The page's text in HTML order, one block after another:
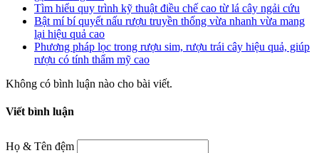
Tìm hiểu quy trình kỹ thuật điều chế cao từ lá cây ngải cứu
Bật mí bí quyết nấu rượu truyền thống vừa nhanh vừa mang
lại hiệu quả cao
Phương pháp lọc trong rượu sim, rượu trái cây hiệu quả, giúp
rượu có tính thẩm mỹ cao
Không có bình luận nào cho bài viết.
Viết bình luận
Họ & Tên đệm